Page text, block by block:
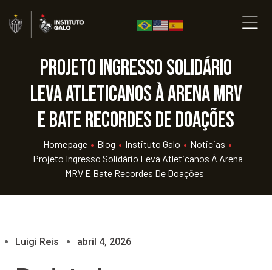
Projeto Ingresso Solidário
leva atleticanos à Arena MRV
e bate recordes de doações
Homepage • Blog • Instituto Galo • Noticias •
Projeto Ingresso Solidário Leva Atleticanos À Arena
MRV E Bate Recordes De Doações
Luigi Reis abril 4, 2026